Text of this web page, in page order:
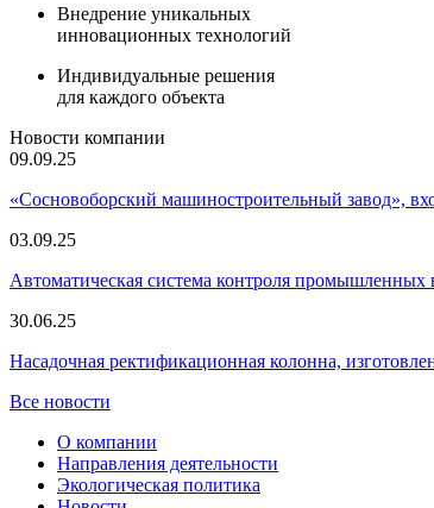
Внедрение уникальных
инновационных технологий
Индивидуальные решения
для каждого объекта
Новости компании
09.09.25
«Сосновоборский машиностроительный завод»,
03.09.25
Автоматическая система контроля
30.06.25
Насадочная ректификационная колонна,
Все новости
О компании
Направления деятельности
Экологическая политика